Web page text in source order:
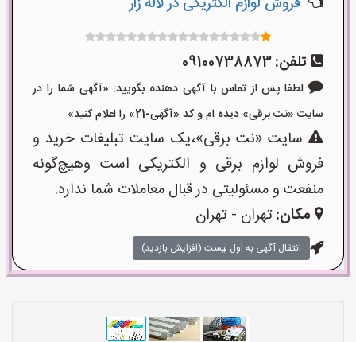
تلفن:09100738873
لطفا پس از تماس با آگهی دهنده بگویید: «آگهی شما را در
سایت «نت برقی» دیده ام و کد «آگهی-21» را اعلام کنید»
سایت «نت برقی»،یک سایت تبلیغات خرید و
فروش لوازم برقی و الکتریکی است وهیچ‌گونه
منفعت و مسئولیتی در قبال معاملات شما ندارد.
مکان:تهران - تهران
انتقال آگهی به اول لیست (افزایش بازدید)